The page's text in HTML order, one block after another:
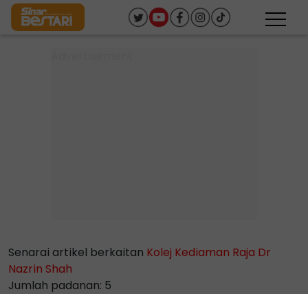
Senarai artikel berkaitan Kolej Kediaman Raja Dr
Nazrin Shah
Jumlah padanan: 5